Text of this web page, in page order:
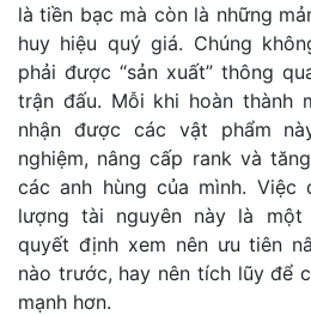
là tiền bạc mà còn là những
huy hiệu quý giá. Chúng
phải được “sản xuất” thông
trận đấu. Mỗi khi hoàn thành
nhận được các vật phẩm
nghiệm, nâng cấp rank và
các anh hùng của mình.
lượng tài nguyên này là một
quyết định xem nên ưu tiên
nào trước, hay nên tích lũy để
mạnh hơn.